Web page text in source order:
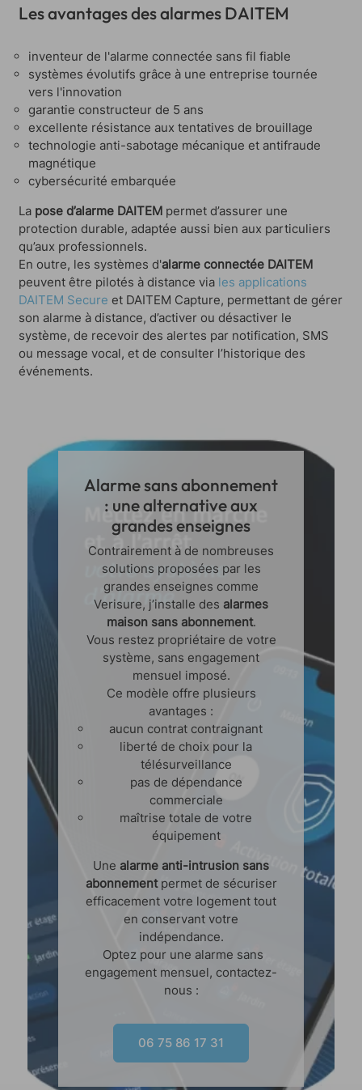
Les avantages des alarmes DAITEM
inventeur de l'alarme connectée sans fil fiable
systèmes évolutifs grâce à une entreprise tournée
vers l'innovation
garantie constructeur de 5 ans
excellente résistance aux tentatives de brouillage
technologie anti-sabotage mécanique et antifraude
magnétique
cybersécurité embarquée
La pose d’alarme DAITEM permet d’assurer une
protection durable, adaptée aussi bien aux particuliers
qu’aux professionnels.
En outre, les systèmes d'alarme connectée DAITEM
peuvent être pilotés à distance via les applications
DAITEM Secure et DAITEM Capture, permettant de gérer
son alarme à distance, d’activer ou désactiver le
système, de recevoir des alertes par notification, SMS
ou message vocal, et de consulter l’historique des
événements.
Alarme sans abonnement
: une alternative aux
grandes enseignes
Contrairement à de nombreuses
solutions proposées par les
grandes enseignes comme
Verisure, j’installe des alarmes
maison sans abonnement.
Vous restez propriétaire de votre
système, sans engagement
mensuel imposé.
Ce modèle offre plusieurs
avantages :
aucun contrat contraignant
liberté de choix pour la
télésurveillance
pas de dépendance
commerciale
maîtrise totale de votre
équipement
Une alarme anti-intrusion sans
abonnementpermet de sécuriser
efficacement votre logement tout
en conservant votre
indépendance.
Optez pour une alarme sans
engagement mensuel, contactez-
nous :
06 75 86 17 31